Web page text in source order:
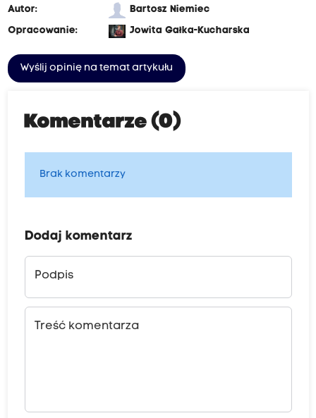
Autor:
Bartosz Niemiec
Opracowanie:
Jowita Gałka-Kucharska
Wyślij opinię na temat artykułu
Komentarze (0)
Brak komentarzy
Dodaj komentarz
Podpis
Treść komentarza